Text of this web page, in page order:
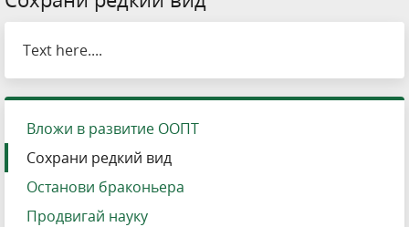
Text here....
Вложи в развитие ООПТ
Сохрани редкий вид
Останови браконьера
Продвигай науку